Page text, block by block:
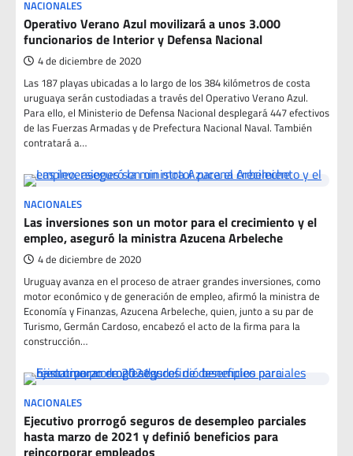
NACIONALES
Operativo Verano Azul movilizará a unos 3.000
funcionarios de Interior y Defensa Nacional
4 de diciembre de 2020
Las 187 playas ubicadas a lo largo de los 384 kilómetros de costa
uruguaya serán custodiadas a través del Operativo Verano Azul.
Para ello, el Ministerio de Defensa Nacional desplegará 447 efectivos
de las Fuerzas Armadas y de Prefectura Nacional Naval. También
contratará a…
NACIONALES
Las inversiones son un motor para el crecimiento y el
empleo, aseguró la ministra Azucena Arbeleche
4 de diciembre de 2020
Uruguay avanza en el proceso de atraer grandes inversiones, como
motor económico y de generación de empleo, afirmó la ministra de
Economía y Finanzas, Azucena Arbeleche, quien, junto a su par de
Turismo, Germán Cardoso, encabezó el acto de la firma para la
construcción…
NACIONALES
Ejecutivo prorrogó seguros de desempleo parciales
hasta marzo de 2021 y definió beneficios para
reincorporar empleados